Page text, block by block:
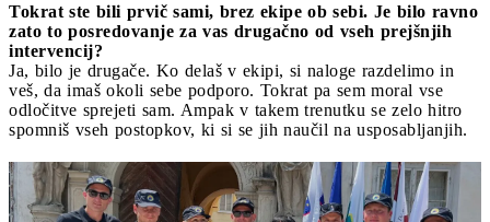
Tokrat ste bili prvič sami, brez ekipe ob sebi. Je bilo ravno
zato to posredovanje za vas drugačno od vseh prejšnjih
intervencij?
Ja, bilo je drugače. Ko delaš v ekipi, si naloge razdelimo in
veš, da imaš okoli sebe podporo. Tokrat pa sem moral vse
odločitve sprejeti sam. Ampak v takem trenutku se zelo hitro
spomniš vseh postopkov, ki si se jih naučil na usposabljanjih.